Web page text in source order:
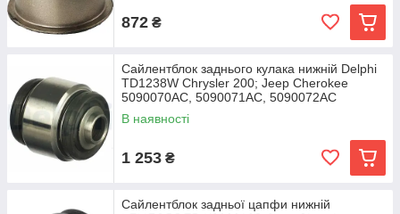
872 ₴
Сайлентблок заднього кулака нижній Delphi
TD1238W Chrysler 200; Jeep Cherokee
5090070AC, 5090071AC, 5090072AC
В наявності
1 253 ₴
Сайлентблок задньої цапфи нижній